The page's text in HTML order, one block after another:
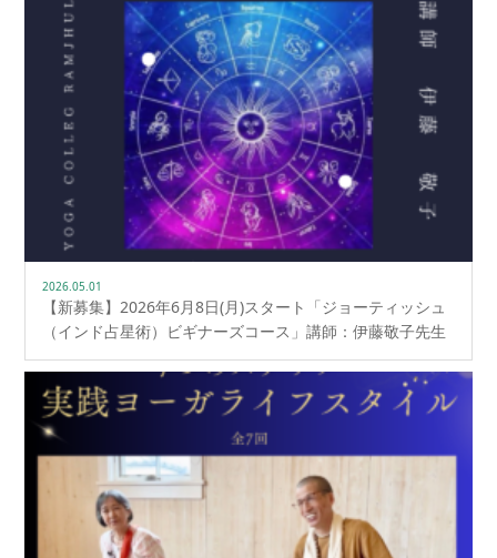
2026.05.01
【新募集】2026年6月8日(月)スタート「ジョーティッシュ
（インド占星術）ビギナーズコース」講師：伊藤敬子先生